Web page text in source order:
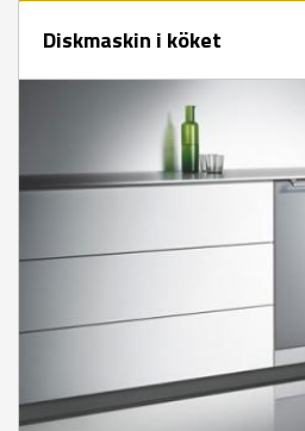
Diskmaskin i köket